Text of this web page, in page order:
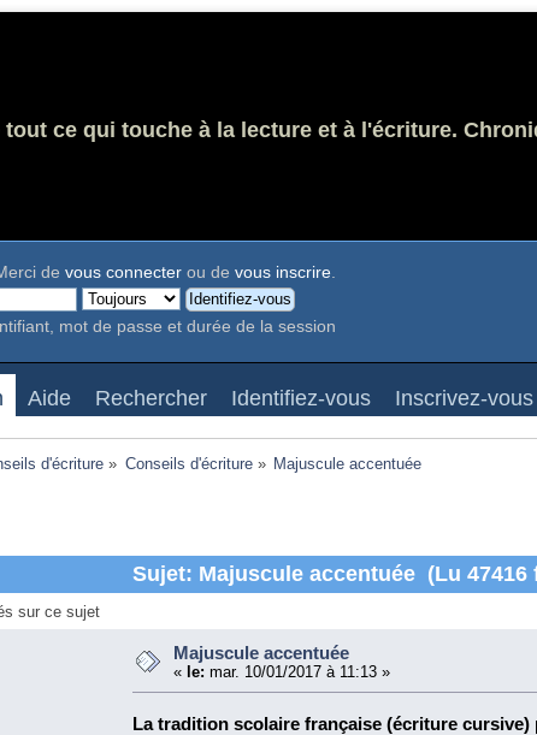
tout ce qui touche à la lecture et à l'écriture.
devous connecter ou devous inscrire.
mot de passe et durée de la session
Aide Rechercher Identifiez-vous Inscrivez-vous
d'écriture » Conseils d'écriture» Majuscule accentuée
Sujet: Majuscule accentuée (Lu 47416
sur ce sujet
Majuscule accentuée
« le: mar. 10/01/2017 à 11:13 »
La tradition scolaire française (écriture cursive)